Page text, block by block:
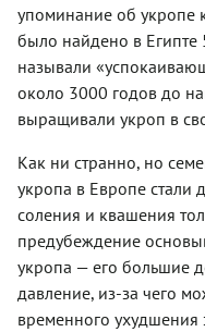
упоминание об укропе
было найдено в Египте
называли
около 3000 годов до
выращивали укроп в
Как ни странно, но
укропа в Европе стали
соления и квашения
предубеждение
укропа — его большие
давление, из-за чего
временного